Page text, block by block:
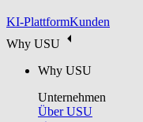
KI-PlattformKunden
Why USU
Why USU
Unternehmen
Über USU